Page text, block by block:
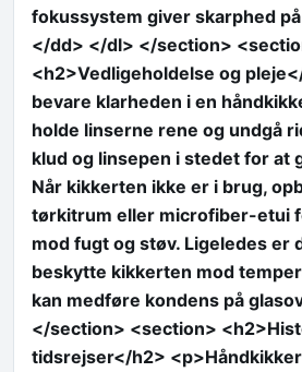
fokussystem giver skarphed
</dd> </dl> </section>
<h2>Vedligeholdelse og
bevare klarheden i en
holde linserne rene og undgå
klud og linsepen i stedet for at
Når kikkerten ikke er i brug,
tørkitrum eller microfiber-etui
mod fugt og støv. Ligeledes er
beskytte kikkerten mod
kan medføre kondens på
</section> <section>
tidsrejser</h2>